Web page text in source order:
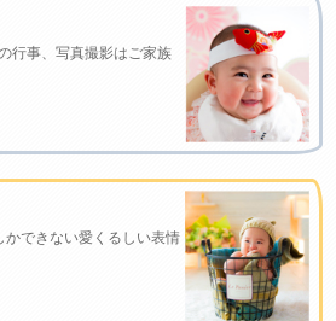
行事、写真撮影はご家族
できない愛くるしい表情